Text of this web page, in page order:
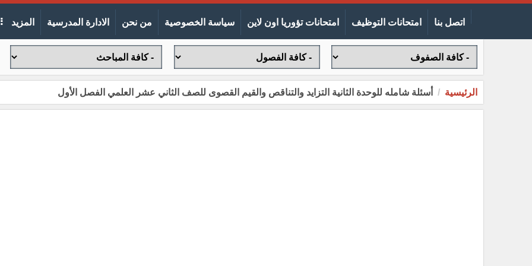
اتصل بنا امتحانات التوظيف امتحانات تؤوريا اون لاين سياسة الخصوصية من نحن الادارة المدرسية المزيد
الرئيسية أسئلة شامله للوحدة الثانية التزايد والتناقص والقيم القصوى للصف الثاني عشر العلمي الفصل الأول